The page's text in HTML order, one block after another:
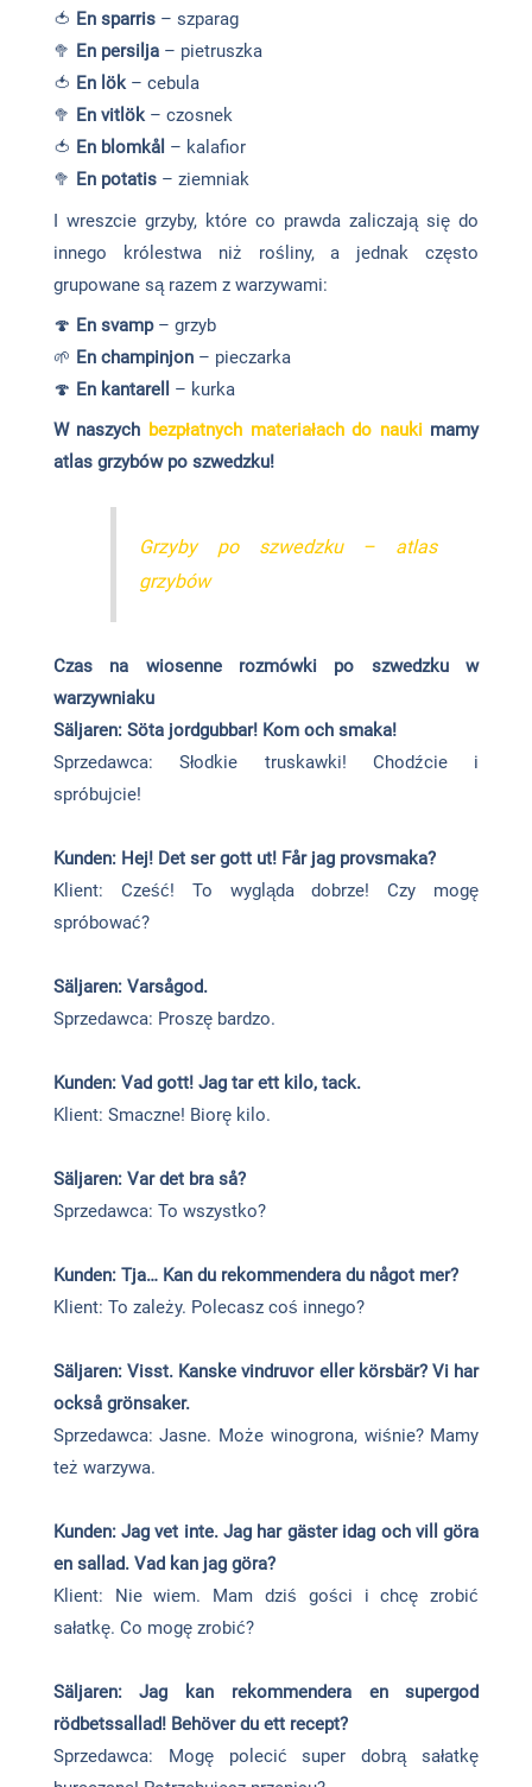
🍅 En sparris – szparag
🥦 En persilja– pietruszka
🍅 En lök – cebula
🥦 En vitlök – czosnek
🍅 En blomkål – kalafior
🥦 En potatis– ziemniak
I wreszcie grzyby, które co prawda zaliczają się do
innego królestwa niż rośliny, a jednak często
grupowane są razem z warzywami:
🍄 En svamp – grzyb
🌱 En champinjon – pieczarka
🍄 En kantarell – kurka
W naszych bezpłatnych materiałach do naukimamy
atlas grzybów po szwedzku!
Grzyby po szwedzku – atlas
grzybów
Czas na wiosenne rozmówki po szwedzku w
warzywniaku
Säljaren: Söta jordgubbar! Kom och smaka!
Sprzedawca: Słodkie truskawki! Chodźcie i
spróbujcie!
Kunden: Hej! Det ser gott ut! Får jag provsmaka?
Klient: Cześć! To wygląda dobrze! Czy mogę
spróbować?
Säljaren: Varsågod.
Sprzedawca: Proszę bardzo.
Kunden: Vad gott! Jag tar ett kilo, tack.
Klient: Smaczne! Biorę kilo.
Säljaren: Var det bra så?
Sprzedawca: To wszystko?
Kunden: Tja… Kan du rekommendera du något mer?
Klient: To zależy. Polecasz coś innego?
Säljaren: Visst. Kanske vindruvor eller körsbär? Vi har
också grönsaker.
Sprzedawca: Jasne. Może winogrona, wiśnie? Mamy
też warzywa.
Kunden: Jag vet inte. Jag har gäster idag och vill göra
en sallad. Vad kan jag göra?
Klient: Nie wiem. Mam dziś gości i chcę zrobić
sałatkę. Co mogę zrobić?
Säljaren: Jag kan rekommendera en supergod
rödbetssallad! Behöver du ett recept?
Sprzedawca: Mogę polecić super dobrą sałatkę